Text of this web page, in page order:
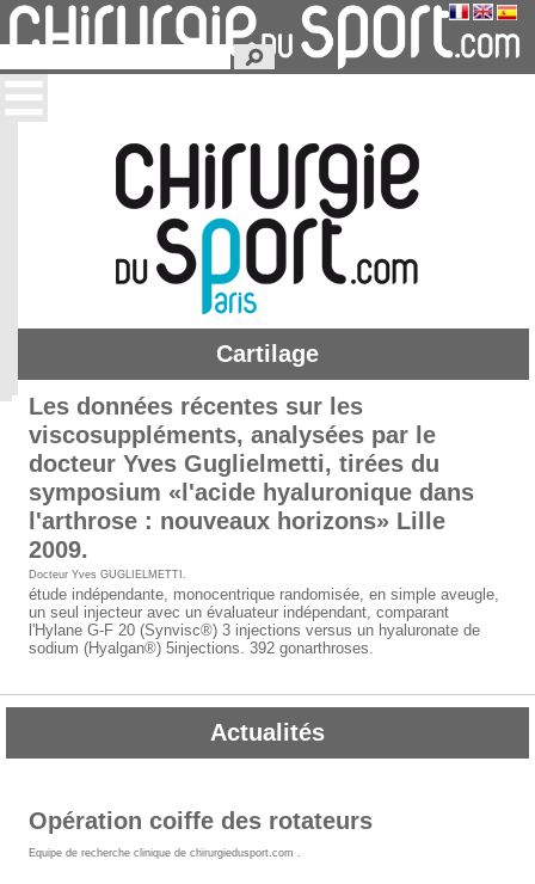
Cartilage
Les données récentes sur les
viscosuppléments, analysées par le
docteur Yves Guglielmetti, tirées du
symposium «l'acide hyaluronique dans
l'arthrose : nouveaux horizons» Lille
2009.
Docteur Yves GUGLIELMETTI .
étude indépendante, monocentrique randomisée, en simple aveugle,
un seul injecteur avec un évaluateur indépendant, comparant
l'Hylane G-F 20 (Synvisc®) 3 injections versus un hyaluronate de
sodium (Hyalgan®) 5injections. 392 gonarthroses.
Actualités
Opération coiffe des rotateurs
Equipe de recherche clinique de chirurgiedusport.com .